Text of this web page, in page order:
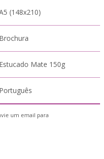
(148x210)
Brochura
Estucado Mate 150g
Português
um email para